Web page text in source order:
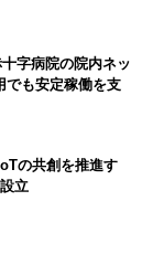
字病院の院内ネッ
でも安定稼働を支
の共創を推進す
立